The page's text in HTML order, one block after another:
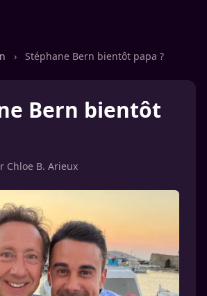
› Stéphane Bern bientôt papa ?
Bern bientôt
Chloe B. Arieux